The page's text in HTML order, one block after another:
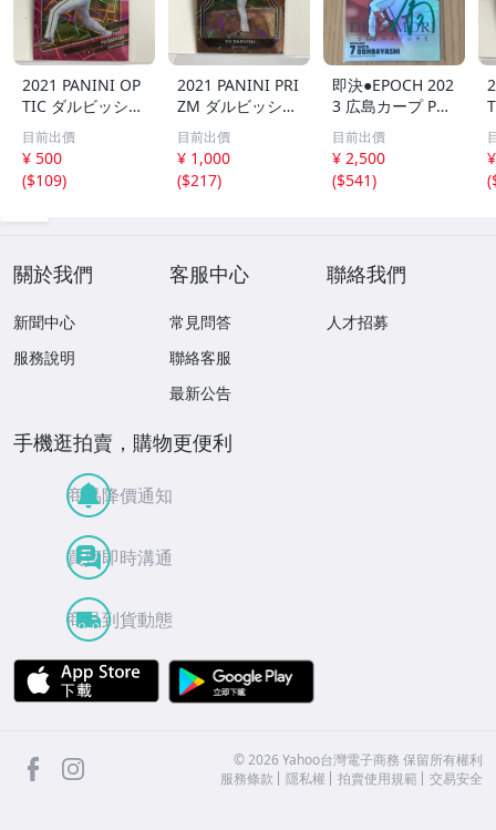
2021 PANINI OP
TIC ダルビッシュ
有 249枚限定
シリアルカード
パドレス
目前出價
¥ 500
($109)
2021 PANINI PRI
ZM ダルビッシュ
有 40枚限定
シリアルカード
パドレス
目前出價
¥ 1,000
($217)
即決●EPOCH 202
3 広島カープ PRE
MIER EDITION
堂林翔太 /5枚限
定 デコモリ緑箔
サインカード #D
目前出價
¥ 2,500
($541)
(
關於我們
新聞中心
服務說明
客服中心
常見問答
聯絡客服
最新公告
聯絡我們
人才招募
手機逛拍賣，購物更便利
商品降價通知
買賣即時溝通
商品到貨動態
APP Store
facebook ©2026 Yahoo台灣電子商務 保留所有權利
服務條款
隱私權 拍賣使用規範 交易安全